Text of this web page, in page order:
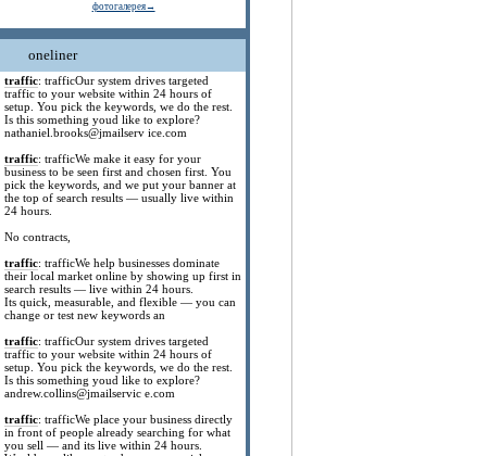
фотогалерея→
oneliner
traffic: trafficOur system drives targeted
traffic to your website within 24 hours of
setup. You pick the keywords, we do the rest.
Is this something youd like to explore?
nathaniel.brooks@jmailserv ice.com
traffic: trafficWe make it easy for your
business to be seen first and chosen first. You
pick the keywords, and we put your banner at
the top of search results — usually live within
24 hours.
No contracts,
traffic: trafficWe help businesses dominate
their local market online by showing up first in
search results — live within 24 hours.
Its quick, measurable, and flexible — you can
change or test new keywords an
traffic: trafficOur system drives targeted
traffic to your website within 24 hours of
setup. You pick the keywords, we do the rest.
Is this something youd like to explore?
andrew.collins@jmailservic e.com
traffic: trafficWe place your business directly
in front of people already searching for what
you sell — and its live within 24 hours.